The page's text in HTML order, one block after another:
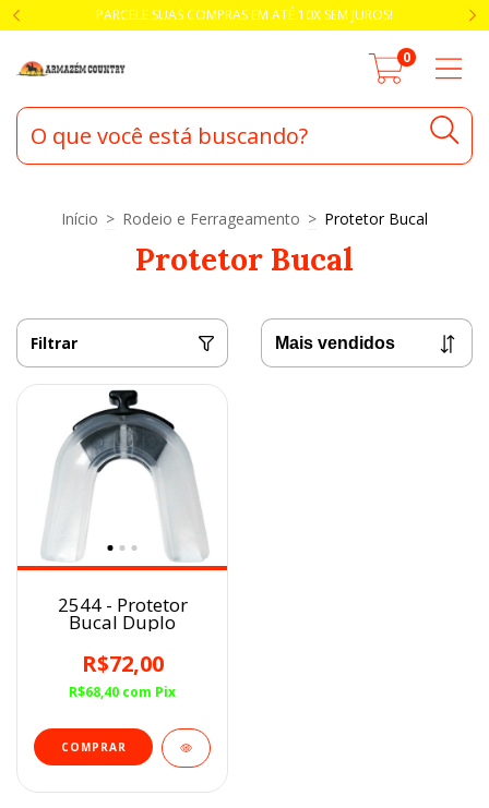
PARCELE SUAS COMPRAS EM ATÉ 10X SEM JUROS!
0
Início > Rodeio e Ferrageamento > Protetor Bucal
Protetor Bucal
Filtrar
2544 - Protetor
Bucal Duplo
R$72,00
R$68,40 com Pix